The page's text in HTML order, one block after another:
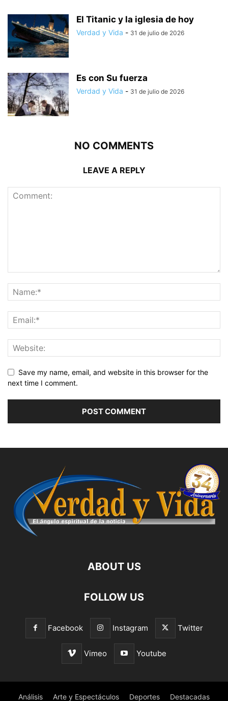
El Titanic y la iglesia de hoy
Verdad y Vida - 31 de julio de 2026
Es con Su fuerza
Verdad y Vida - 31 de julio de 2026
NO COMMENTS
LEAVE A REPLY
Save my name, email, and website in this browser for the
next time I comment.
ABOUT US
FOLLOW US
Facebook Instagram Twitter
Vimeo Youtube
Análisis Arte y Espectáculos Deportes Destacadas